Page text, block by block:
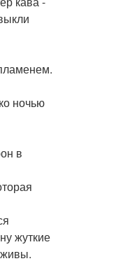
ночью
в
жуткие